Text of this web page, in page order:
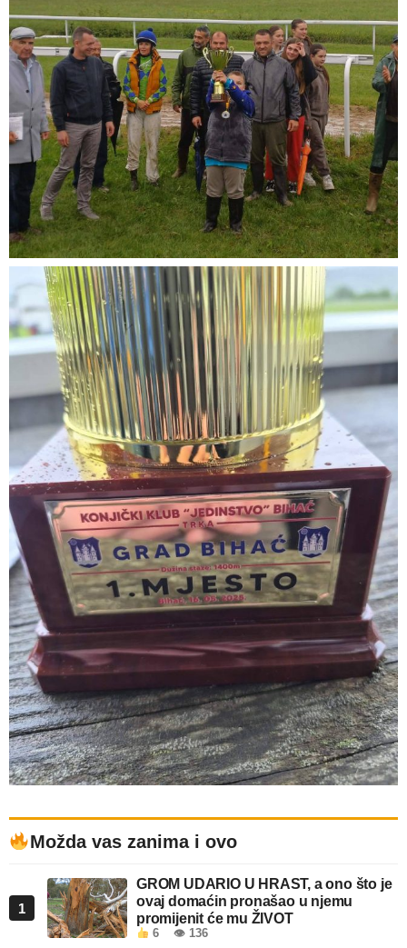
Možda vas zanima i ovo
1
GROM UDARIO U HRAST, a ono što je
ovaj domaćin pronašao u njemu
promijenit će mu ŽIVOT
6 👁 136